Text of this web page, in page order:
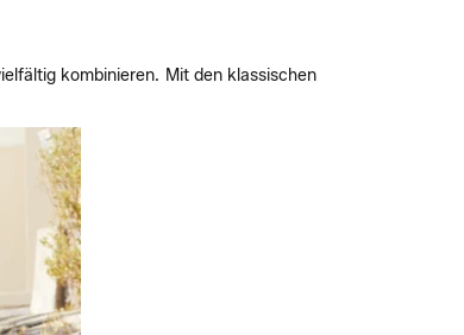
kombinieren. Mit den klassischen